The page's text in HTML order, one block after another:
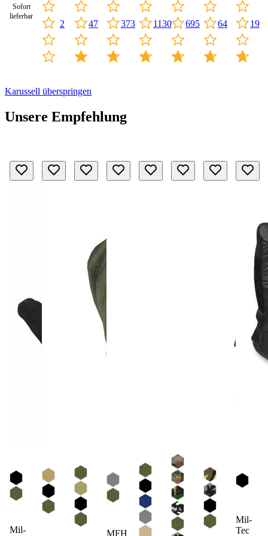
Sofort
lieferbar
2 47 373 1130 695 64 19
Karussell überspringen
Unsere Empfehlung
Mil-
MFH
Mil-
Tec